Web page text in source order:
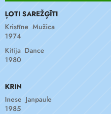
ĻOTI SAREŽĢĪTI
Kristīne Mužica
1974
Kitija Dance
1980
KRIN
Inese Janpaule
1985